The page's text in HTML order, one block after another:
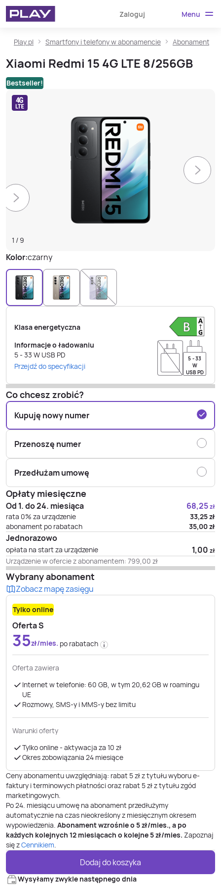
Zaloguj Menu
Play.pl Smartfony i telefony w abonamencie Abonament
Xiaomi Redmi 15 4G LTE 8/256GB
Bestseller!
1 / 9
Kolor:czarny
Klasa energetyczna
Informacje o ładowaniu
5 - 33 W USB PD
Przejdź do specyfikacji
5 - 33
W
USB PD
Co chcesz zrobić?
Kupuję nowy numer
Przenoszę numer
Przedłużam umowę
Opłaty miesięczne
Od 1. do 24. miesiąca 68,25zł
rata 0% za urządzenie 33,25zł
abonament po rabatach
35,00zł
Jednorazowo
opłata na start za urządzenie 1,00 zł
Urządzenie w ofercie z abonamentem: 799,00 zł
Wybrany abonament
Zobacz mapę zasięgu
Tylko online
Oferta S
35zł/mies. po rabatach
Oferta zawiera
Internet w telefonie: 60 GB, w tym 20,62 GB w roamingu
UE
Rozmowy, SMS-y i MMS-y bez limitu
Warunki oferty
Tylko online - aktywacja za 10 zł
Okres zobowiązania 24 miesiące
Ceny abonamentu uwzględniają: rabat 5 zł z tytułu wyboru e-
faktury i terminowych płatności oraz rabat 5 zł z tytułu zgód
marketingowych.
Po24. miesiącu umowę na abonament przedłużymy
automatycznie na czas nieokreślony z miesięcznym okresem
wypowiedzenia. Abonament wzrośnie o 5zł/mies., a po
każdych kolejnych 12 miesiącach o kolejne5zł/mies. Zapoznaj
się zCennikiem.
Dodaj do koszyka
Wysyłamy zwykle następnego dnia